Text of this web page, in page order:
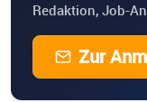
Redaktion, Job-
Zur